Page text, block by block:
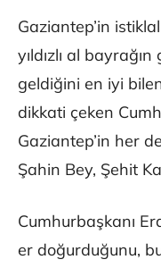
Gaziantep’in
yıldızlı al
geldiğini en iyi
dikkati çeken
Gaziantep’in her
Şahin Bey, Şehit
Cumhurbaşkanı
er doğurduğunu,